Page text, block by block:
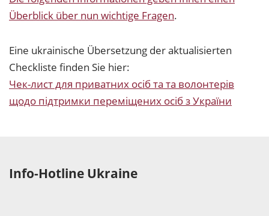
Überblick über nun wichtige Fragen.
Eine ukrainische Übersetzung der aktualisierten
Checkliste finden Sie hier:
Чек-лист для приватних осіб та та волонтерів
щодо підтримки переміщених осіб з України
Info-Hotline Ukraine